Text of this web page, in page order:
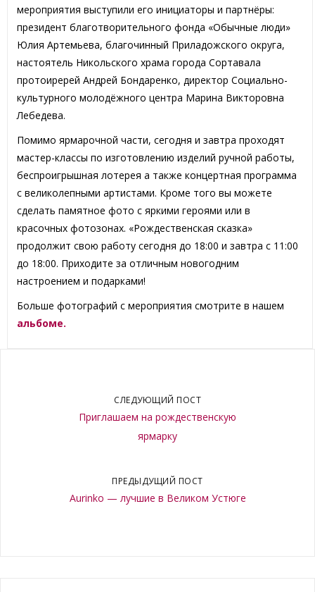
мероприятия выступили его инициаторы и партнёры:
президент благотворительного фонда «Обычные люди»
Юлия Артемьева, благочинный Приладожского округа,
настоятель Никольского храма города Сортавала
протоиререй Андрей Бондаренко, директор Социально-
культурного молодёжного центра Марина Викторовна
Лебедева.
Помимо ярмарочной части, сегодня и завтра проходят
мастер-классы по изготовлению изделий ручной работы,
беспроигрышная лотерея а также концертная программа
с великолепными артистами. Кроме того вы можете
сделать памятное фото с яркими героями или в
красочных фотозонах. «Рождественская сказка»
продолжит свою работу сегодня до 18:00 и завтра с 11:00
до 18:00. Приходите за отличным новогодним
настроением и подарками!
Больше фотографий с мероприятия смотрите в нашем
альбоме.
СЛЕДУЮЩИЙ ПОСТ
Приглашаем на рождественскую
ярмарку
ПРЕДЫДУЩИЙ ПОСТ
Aurinko — лучшие в Великом Устюге